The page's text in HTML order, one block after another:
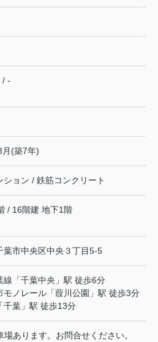
/ -
月(築7年)
ション / 鉄筋コンクリート
/ 16階建 地下1階
葉市中央区中央 ３丁目5-5
線 「千葉中央 」駅 徒歩6分
モノレール 「葭川公園 」駅 徒歩3分
「千葉 」駅 徒歩13分
あります。お問合せください。